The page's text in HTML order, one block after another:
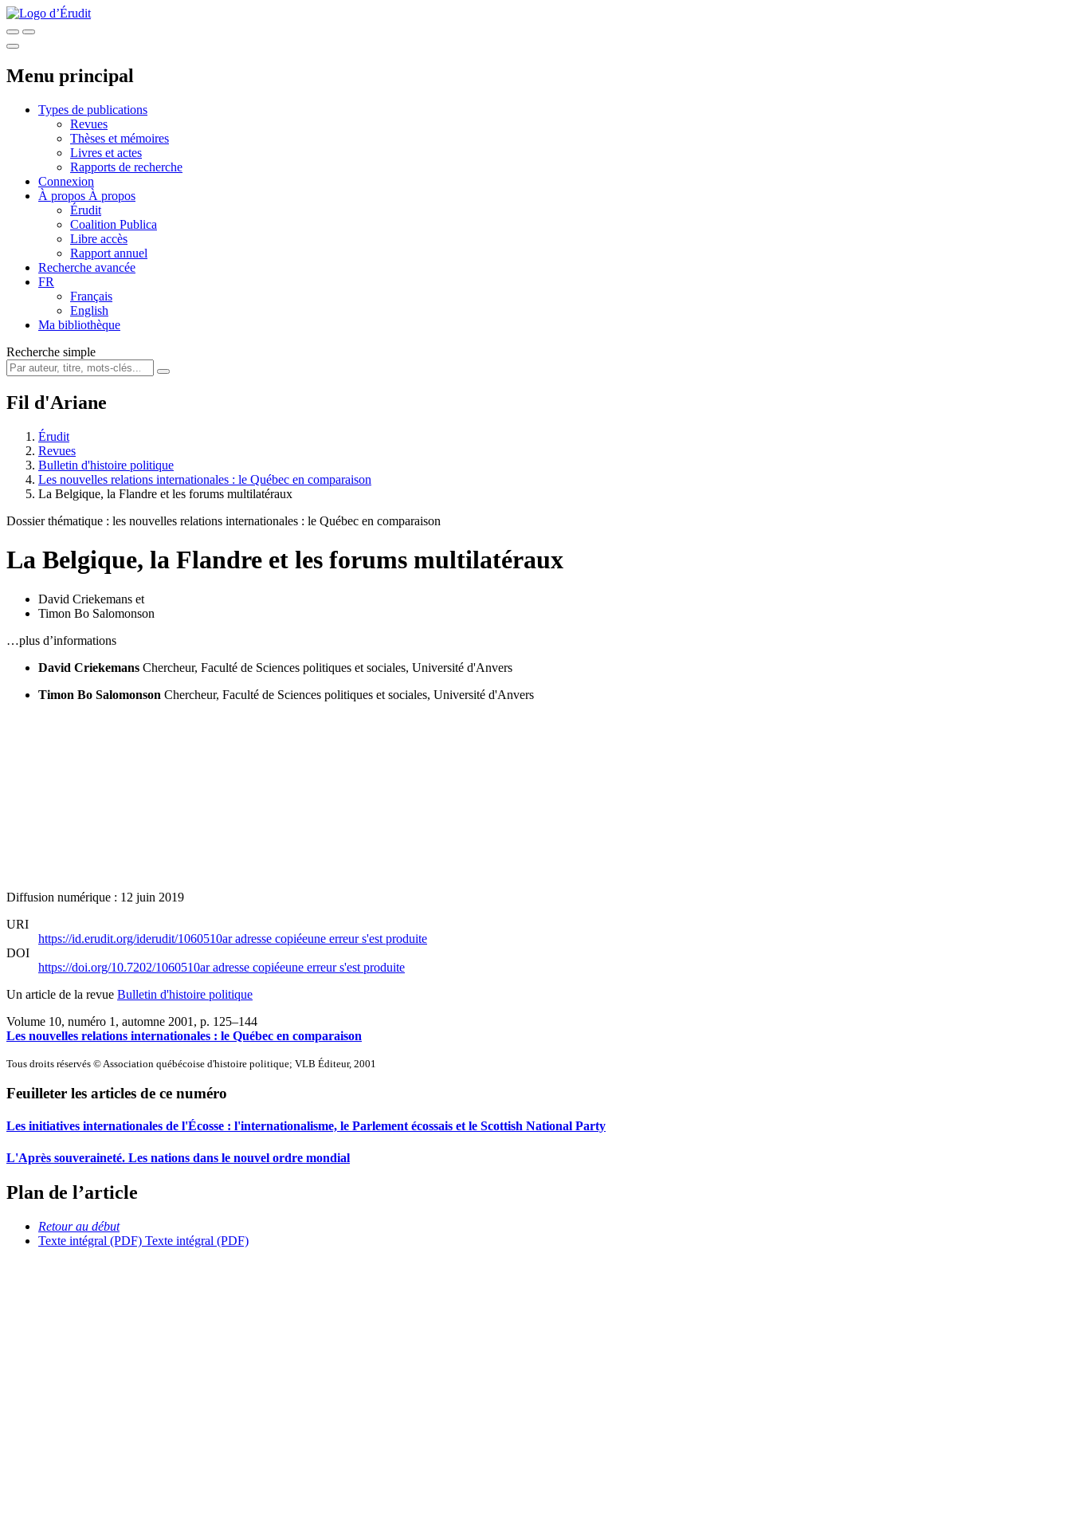
Menu principal
Types de publications
Revues
Thèses et mémoires
Livres et actes
Rapports de recherche
Connexion
À propos À propos
Érudit
Coalition Publica
Libre accès
Rapport annuel
Recherche avancée
FR
Français
English
Ma bibliothèque
Recherche simple
Fil d'Ariane
Érudit
Revues
Bulletin d'histoire politique
Les nouvelles relations internationales : le Québec en comparaison
La Belgique, la Flandre et les forums multilatéraux
Dossier thématique : les nouvelles relations internationales : le Québec en comparaison
La Belgique, la Flandre et les forums multilatéraux
David Criekemans et
Timon Bo Salomonson
…plus d’informations
David Criekemans Chercheur, Faculté de Sciences politiques et sociales, Université d'Anvers
Timon Bo Salomonson Chercheur, Faculté de Sciences politiques et sociales, Université d'Anvers
Diffusion numérique : 12 juin 2019
URI
https://id.erudit.org/iderudit/1060510aradresse copiéeune erreur s'est produite
DOI
https://doi.org/10.7202/1060510aradresse copiéeune erreur s'est produite
Un article de la revue Bulletin d'histoire politique
Volume 10, numéro 1, automne 2001 , p. 125–144
Les nouvelles relations internationales : le Québec en comparaison
Tous droits réservés © Association québécoise d'histoire politique; VLB Éditeur, 2001
Feuilleter les articles de ce numéro
Les initiatives internationales de l'Écosse : l'internationalisme, le Parlement écossais et le Scottish National Party
L'Après souveraineté. Les nations dans le nouvel ordre mondial
Plan de l’article
Retour au début
Texte intégral (PDF) Texte intégral (PDF)